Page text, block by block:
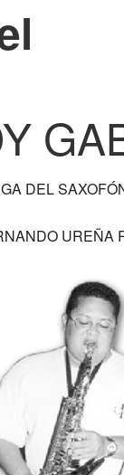
DEL
UREÑA